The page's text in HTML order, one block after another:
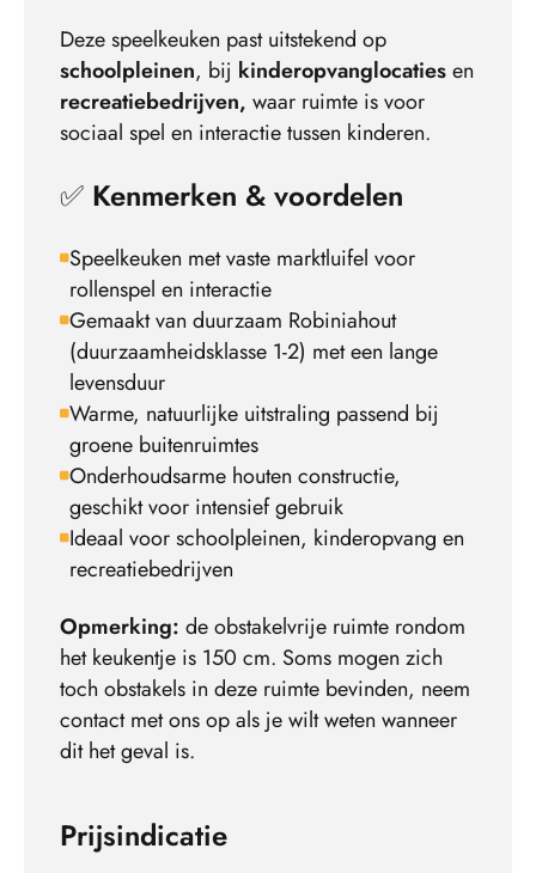
Deze speelkeuken past uitstekend op
schoolpleinen, bij kinderopvanglocatiesen
recreatiebedrijven, waar ruimte is voor
sociaal spel en interactie tussen kinderen.
✅ Kenmerken & voordelen
Speelkeuken met vaste marktluifel voor
rollenspel en interactie
Gemaakt van duurzaam Robiniahout
(duurzaamheidsklasse 1-2) met een lange
levensduur
Warme, natuurlijke uitstraling passend bij
groene buitenruimtes
Onderhoudsarme houten constructie,
geschikt voor intensief gebruik
Ideaal voor schoolpleinen, kinderopvang en
recreatiebedrijven
Opmerking: de obstakelvrije ruimte rondom
het keukentje is 150 cm. Soms mogen zich
toch obstakels in deze ruimte bevinden, neem
contact met ons op als je wilt weten wanneer
dit het geval is.
Prijsindicatie